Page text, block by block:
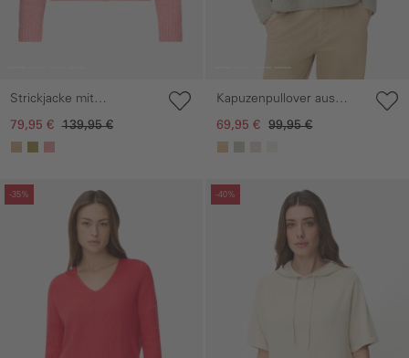
Strickjacke mit
Raglanärmeln und
79,95 € 139,95 €
Kapuzenpullover aus
Teddyfleece
69,95 € 99,95 €
-35%
überspringen
-40%
Galerie überspringen